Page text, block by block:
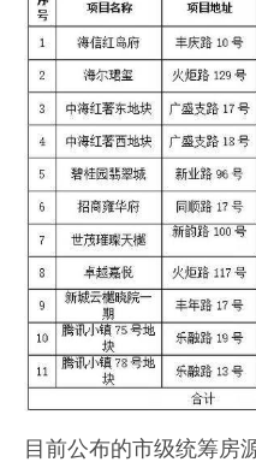
目前公布的市级统筹房